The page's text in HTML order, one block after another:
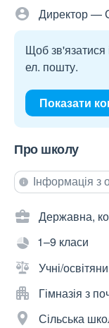
Директор —
Щоб зв'язатися
ел. пошту.
Показати
Про школу
Інформація з
Державна,
1–9 класи
Учні/
Гімназія з
Сільська